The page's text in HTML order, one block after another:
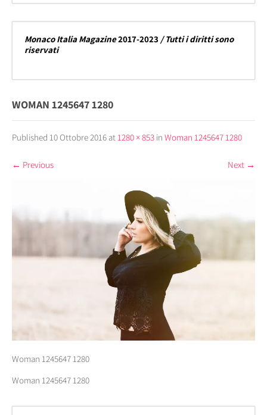
Monaco Italia Magazine2017-2023 / Tutti i diritti sono
riservati
WOMAN 1245647 1280
Published 10 Ottobre 2016 at1280 × 853 in Woman 1245647 1280
← Previous Next →
Woman 1245647 1280
Woman 1245647 1280